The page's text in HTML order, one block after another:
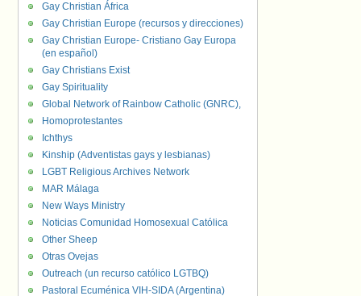
Gay Christian África
Gay Christian Europe (recursos y direcciones)
Gay Christian Europe- Cristiano Gay Europa
(en español)
Gay Christians Exist
Gay Spirituality
Global Network of Rainbow Catholic (GNRC),
Homoprotestantes
Ichthys
Kinship (Adventistas gays y lesbianas)
LGBT Religious Archives Network
MAR Málaga
New Ways Ministry
Noticias Comunidad Homosexual Católica
Other Sheep
Otras Ovejas
Outreach (un recurso católico LGTBQ)
Pastoral Ecuménica VIH-SIDA (Argentina)